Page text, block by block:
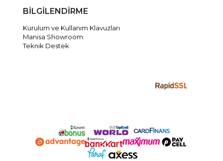
BİLGİLENDİRME
Kurulum ve Kullanım Klavuzları
Manisa Showroom
Teknik Destek